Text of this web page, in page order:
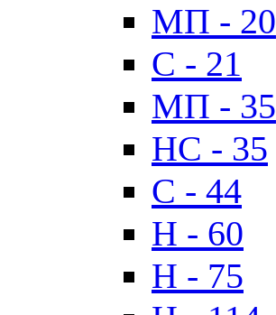
МП - 20
C - 21
МП - 35
HC - 35
C - 44
H - 60
H - 75